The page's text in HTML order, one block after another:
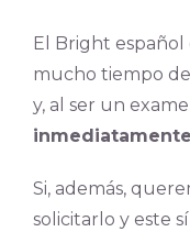
El Bright español
mucho tiempo
y, al ser un
Si, además,
solicitarlo y este